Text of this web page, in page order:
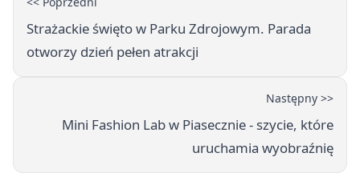
Strażackie święto w Parku Zdrojowym. Parada
otworzy dzień pełen atrakcji
Następny >>
Mini Fashion Lab w Piasecznie - szycie, które
uruchamia wyobraźnię